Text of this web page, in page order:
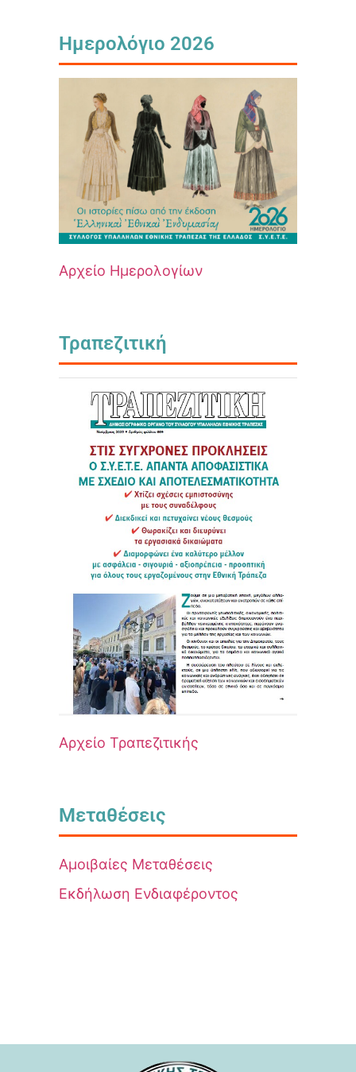
Ημερολόγιο 2026
Αρχείο Ημερολογίων
Τραπεζιτική
Αρχείο Τραπεζιτικής
Μεταθέσεις
Αμοιβαίες Μεταθέσεις
Εκδήλωση Ενδιαφέροντος